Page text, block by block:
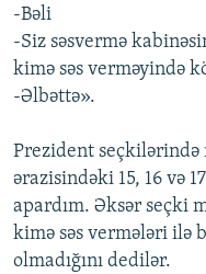
-Bəli
-Siz səsvermə
kimə səs verməyində
-Əlbəttə».
Prezident seçkilərində
ərazisindəki 15, 16 və
apardım. Əksər seçki
kimə səs vermələri ilə
olmadığını dedilər.